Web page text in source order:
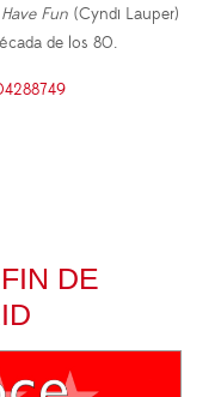
Fun (Cyndi Lauper)
de los 80.
DE